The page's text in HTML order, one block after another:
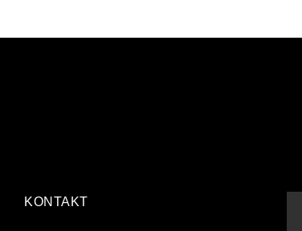
KONTAKT